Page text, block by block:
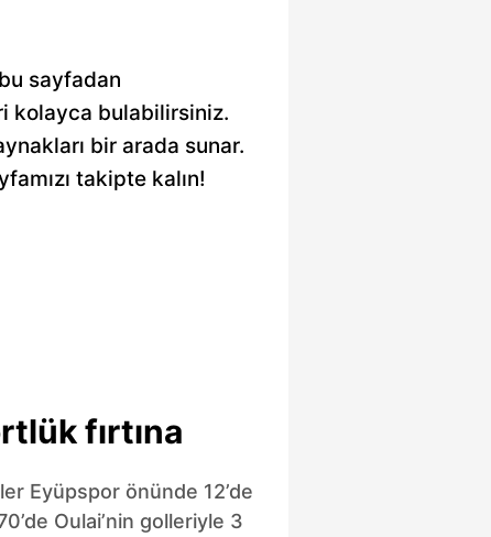
sayfadan
kolayca bulabilirsiniz.
bir arada sunar.
takipte kalın!
fırtına
Eyüpspor önünde 12’de
Oulai’nin golleriyle 3